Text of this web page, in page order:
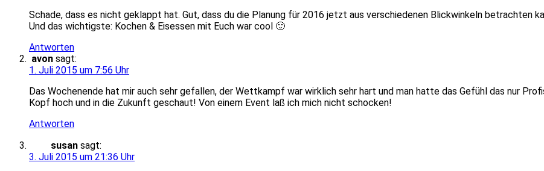
Schade, dass es nicht geklappt hat. Gut, dass du die Planung für 2016 jetzt aus verschiedenen Blickwinkeln betrachten
Und das wichtigste: Kochen & Eisessen mit Euch war cool 🙂
Antworten
avon sagt:
1. Juli 2015 um 7:56 Uhr
Das Wochenende hat mir auch sehr gefallen, der Wettkampf war wirklich sehr hart und man hatte das Gefühl das nur
Kopf hoch und in die Zukunft geschaut! Von einem Event laß ich mich nicht schocken!
Antworten
susan sagt:
3. Juli 2015 um 21:36 Uhr